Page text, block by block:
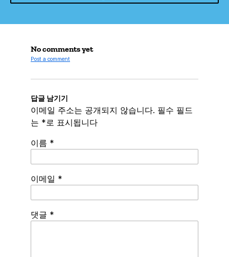
No comments yet
Post a comment
답글 남기기
이메일 주소는 공개되지 않습니다. 필수 필드
는 *로 표시됩니다
이름 *
이메일 *
Spamming
댓글 *